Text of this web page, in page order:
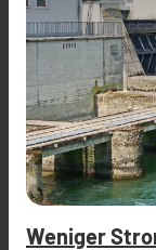
Weniger